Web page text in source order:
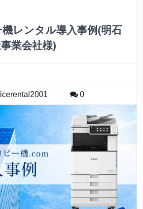
レンタル導入事例(明石
業会社様)
0